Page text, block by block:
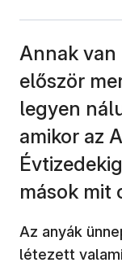
Annak
először
legyen
amikor az
mások mit
Az anyák
létezett